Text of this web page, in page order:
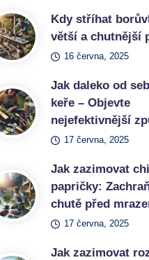
Kdy stříhat
větší a chutnější
16 června, 2025
Jak daleko od
keře – Objevte
nejefektivnější
17 června, 2025
Jak zazimovat
papričky:
chutě před
17 června, 2025
Jak zazimovat